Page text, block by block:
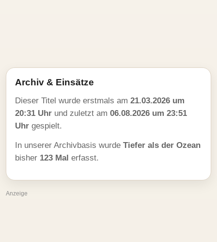
Archiv & Einsätze
Dieser Titel wurde erstmals am 21.03.2026 um
20:31 Uhr und zuletzt am 06.08.2026 um 23:51
Uhr gespielt.
In unserer Archivbasis wurde Tiefer als der Ozean
bisher 123 Mal erfasst.
Anzeige